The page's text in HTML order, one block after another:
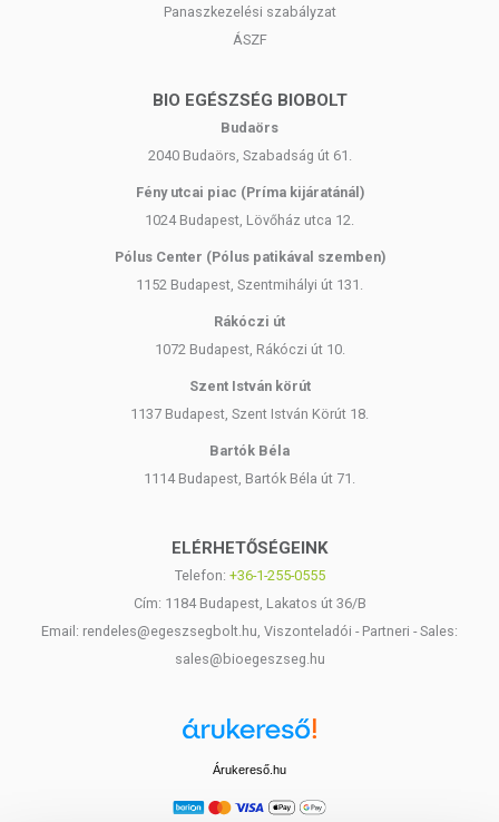
Panaszkezelési szabályzat
ÁSZF
BIO EGÉSZSÉG BIOBOLT
Budaörs
2040 Budaörs, Szabadság út 61.
Fény utcai piac (Príma kijáratánál)
1024 Budapest, Lövőház utca 12.
Pólus Center (Pólus patikával szemben)
1152 Budapest, Szentmihályi út 131.
Rákóczi út
1072 Budapest, Rákóczi út 10.
Szent István körút
1137 Budapest, Szent István Körút 18.
Bartók Béla
1114 Budapest, Bartók Béla út 71.
ELÉRHETŐSÉGEINK
Telefon: +36-1-255-0555
Cím: 1184 Budapest, Lakatos út 36/B
Email: rendeles@egeszsegbolt.hu, Viszonteladói - Partneri - Sales:
sales@bioegeszseg.hu
Árukereső.hu